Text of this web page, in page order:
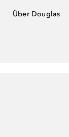
Über Douglas